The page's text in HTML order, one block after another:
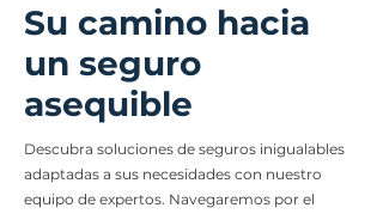
Su camino hacia
un seguro
asequible
Descubra soluciones de seguros inigualables
adaptadas a sus necesidades con nuestro
equipo de expertos. Navegaremos por el